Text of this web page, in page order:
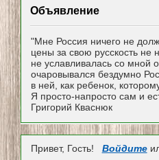
Объявление
"Мне Россия ничего не
цены за свою русскость не
не уславливалась со мной
очаровывался бездумно
в ней, как ребенок,
Я просто-напросто сам и
Григорий Кваснюк
Привет, Гость! Войдите